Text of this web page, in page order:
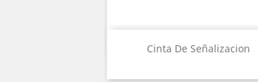
Cinta De Señalizacion
 Vista rápida